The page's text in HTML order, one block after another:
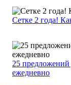
Сетке 2 года!
25 предложений
ежедневно